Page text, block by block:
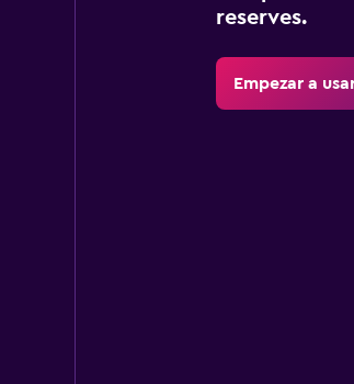
reserves.
Empezar a